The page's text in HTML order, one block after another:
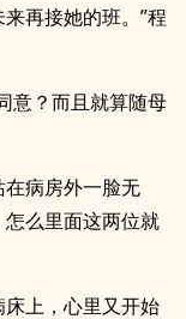
再接她的班。”程
意？而且就算随母
病房外一脸无
么里面这两位就
上，心里又开始